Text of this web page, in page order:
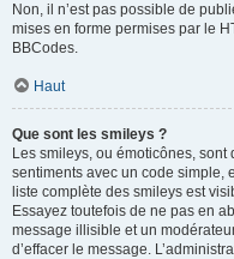
Non, il n’est pas possible de
mises en forme permises par le
BBCodes.
Haut
Que sont les smileys ?
Les smileys, ou émoticônes,
sentiments avec un code simple,
liste complète des smileys est
Essayez toutefois de ne pas en
message illisible et un
d’effacer le message.